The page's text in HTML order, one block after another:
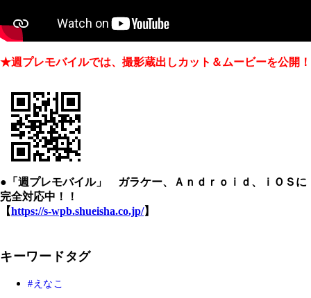
★週プレモバイルでは、撮影蔵出しカット＆ムービーを公開！
●「週プレモバイル」 ガラケー、Ａｎｄｒｏｉｄ、ｉＯＳに
完全対応中！！
【https://s-wpb.shueisha.co.jp/】
キーワードタグ
えなこ